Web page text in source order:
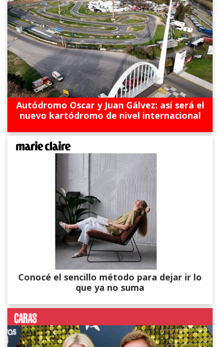
Autódromo Oscar y Juan Gálvez: así será el
nuevo kartódromo de nivel internacional
Conocé el sencillo método para dejar ir lo
que ya no suma